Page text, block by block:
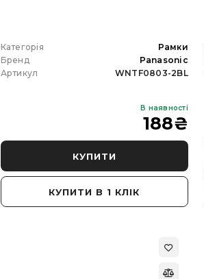
Категорія
Рамки
Бренд
Panasonic
Артикул
WNTF0803-2BL
В наявності
188₴
КУПИТИ
КУПИТИ В 1 КЛІК